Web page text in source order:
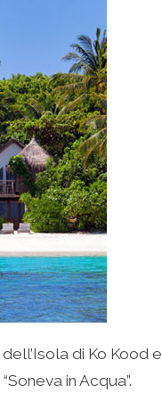
di Ko Kood e
in Acqua”.